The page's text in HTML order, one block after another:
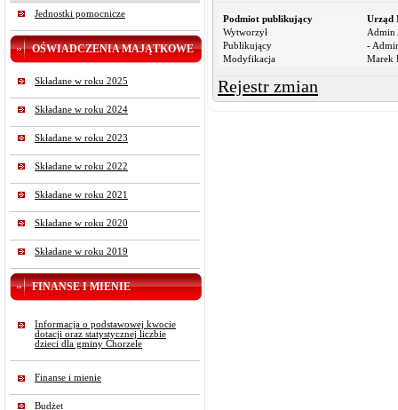
Jednostki pomocnicze
OŚWIADCZENIA MAJĄTKOWE
Składane w roku 2025
Składane w roku 2024
Składane w roku 2023
Składane w roku 2022
Składane w roku 2021
Składane w roku 2020
Składane w roku 2019
FINANSE I MIENIE
Informacja o podstawowej kwocie
dotacji oraz statystycznej liczbie
dzieci dla gminy Chorzele
Finanse i mienie
Budżet
Podmiot publikujący
Urząd
Wytworzył
Admin
Publikujący
-
Modyfikacja
Marek
Rejestr zmian